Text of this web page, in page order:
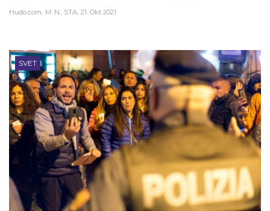
Hudo.com M. N., STA 21. Okt 2021
SVET